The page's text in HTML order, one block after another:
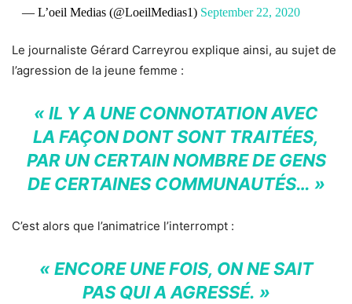
— L’oeil Medias (@LoeilMedias1) September 22, 2020
Le journaliste Gérard Carreyrou explique ainsi, au sujet de
l’agression de la jeune femme :
« IL Y A UNE CONNOTATION AVEC
LA FAÇON DONT SONT TRAITÉES,
PAR UN CERTAIN NOMBRE DE GENS
DE CERTAINES COMMUNAUTÉS… »
C’est alors que l’animatrice l’interrompt :
« ENCORE UNE FOIS, ON NE SAIT
PAS QUI A AGRESSÉ. »